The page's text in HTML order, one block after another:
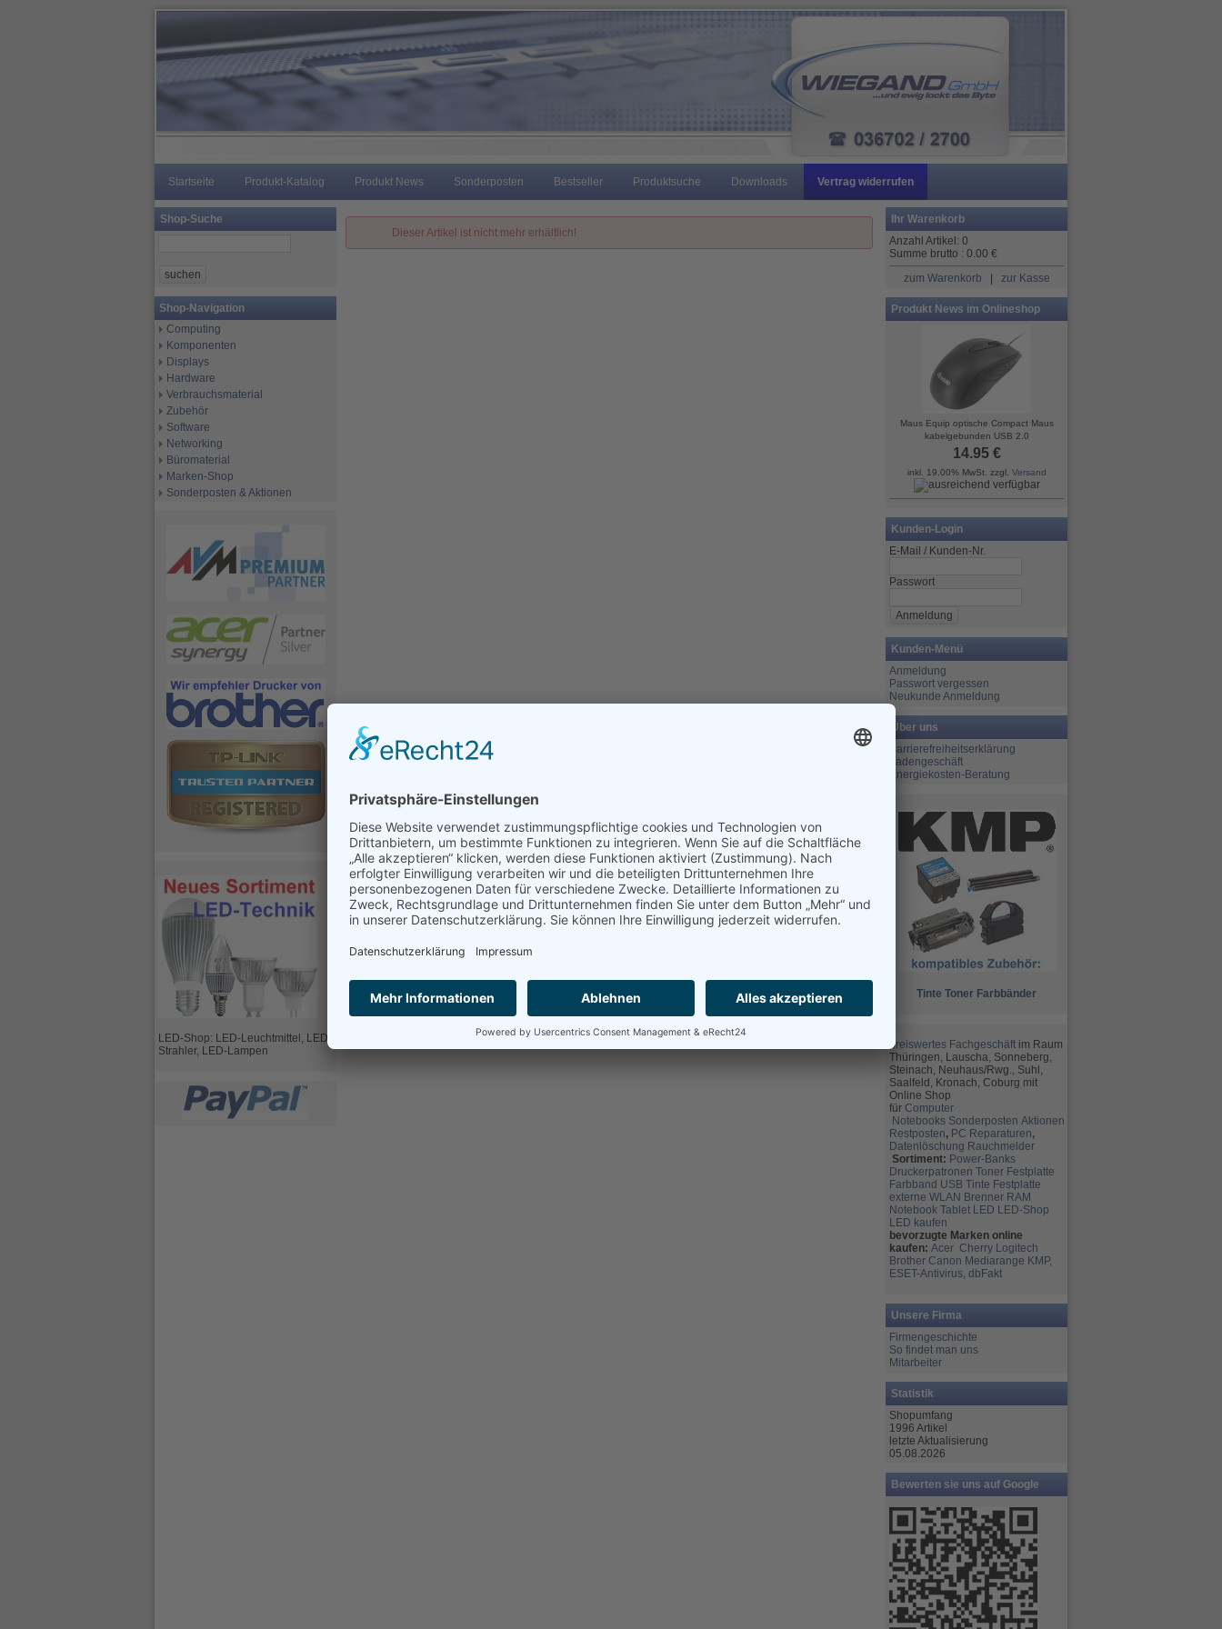
Startseite Produkt-Katalog Produkt News Sonderposten Bestseller Produktsuche Downloads Vertrag widerrufen
Shop-Suche
Shop-Navigation
Computing
Komponenten
Displays
Hardware
Verbrauchsmaterial
Zubehör
Software
Networking
Büromaterial
Marken-Shop
Sonderposten & Aktionen
LED-Shop: LED-Leuchtmittel, LED-
Strahler, LED-Lampen
Dieser Artikel ist nicht mehr erhältlich!
Ihr Warenkorb
Anzahl Artikel: 0
Summe brutto : 0.00 €
zum Warenkorb
zur Kasse
Produkt News im Onlineshop
Maus Equip optische Compact Maus
kabelgebunden USB 2.0
14.95 €
inkl. 19.00% MwSt. zzgl. Versand
Kunden-Login
E-Mail / Kunden-Nr.
Passwort
Kunden-Menü
Anmeldung
Passwort vergessen
Neukunde Anmeldung
Über uns
Barrierefreiheitserklärung
Ladengeschäft
Energiekosten-Beratung
Tinte Toner Farbbänder
preiswertes Fachgeschäft im Raum
Thüringen, Lauscha, Sonneberg,
Steinach, Neuhaus/Rwg., Suhl,
Saalfeld, Kronach, Coburg mit
Online Shop
für Computer
Notebooks Sonderposten Aktionen
Restposten, PC Reparaturen,
Datenlöschung Rauchmelder
Sortiment: Power-Banks
Druckerpatronen Toner Festplatte
Farbband USB Tinte Festplatte
externe WLAN Brenner RAM
Notebook Tablet LED LED-Shop
LED kaufen
bevorzugte Marken online
kaufen: Acer Cherry Logitech
Brother Canon Mediarange KMP,
ESET-Antivirus, dbFakt
Unsere Firma
Firmengeschichte
So findet man uns
Mitarbeiter
Statistik
Shopumfang
1996 Artikel
letzte Aktualisierung
05.08.2026
Bewerten sie uns auf Google